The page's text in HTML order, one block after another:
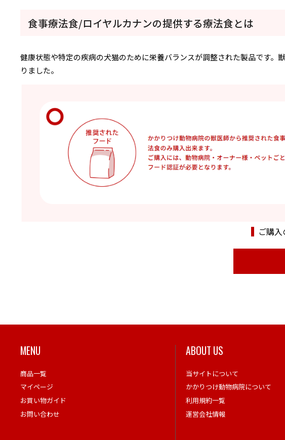
食事療法食/ロイヤルカナンの提供する療法食とは
健康状態や特定の疾病の犬猫のために栄養バランスが調整された製品です
りました。
ご購
MENU
商品一覧
マイページ
お買い物ガイド
お問い合わせ
ABOUT US
当サイトについて
かかりつけ動物病院について
利用規約一覧
運営会社情報